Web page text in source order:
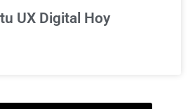
UX Digital Hoy